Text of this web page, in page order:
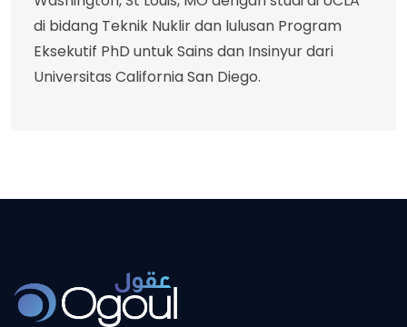
di bidang Teknik Nuklir dan lulusan Program
Eksekutif PhD untuk Sains dan Insinyur dari
Universitas California San Diego.